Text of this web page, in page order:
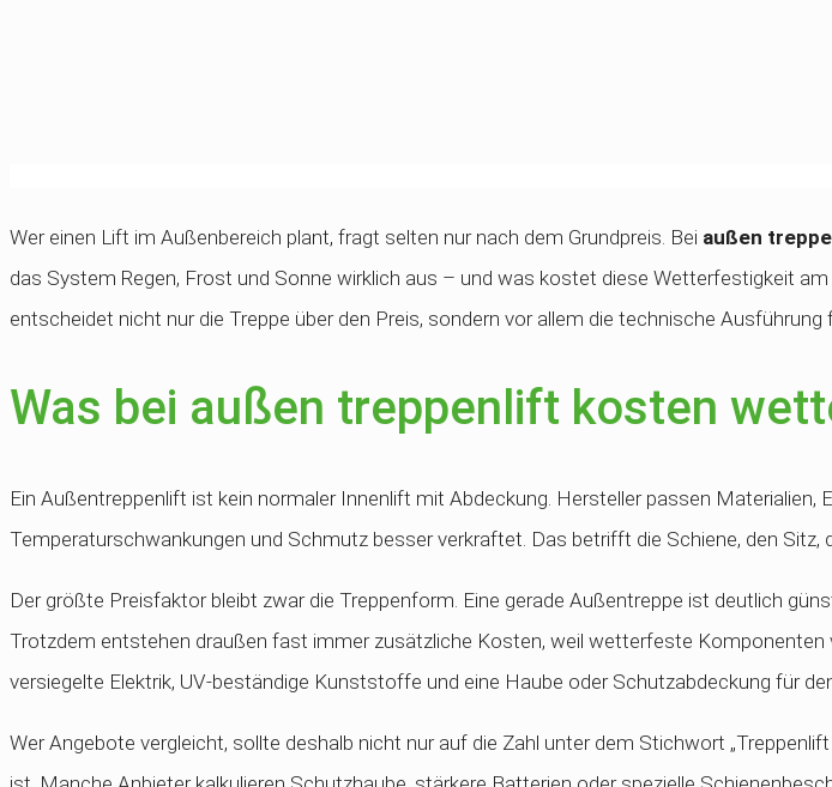
Wer einen Lift im Außenbereich plant, fragt selten nur nach dem Grundpreis. Bei außen
das System Regen, Frost und Sonne wirklich aus – und was kostet diese Wetterfestigkeit
entscheidet nicht nur die Treppe über den Preis, sondern vor allem die technische Ausführung
Was bei außen treppenlift kosten
Ein Außentreppenlift ist kein normaler Innenlift mit Abdeckung. Hersteller passen Materialien,
Temperaturschwankungen und Schmutz besser verkraftet. Das betrifft die Schiene, den
Der größte Preisfaktor bleibt zwar die Treppenform. Eine gerade Außentreppe ist deutlich
Trotzdem entstehen draußen fast immer zusätzliche Kosten, weil wetterfeste
versiegelte Elektrik, UV-beständige Kunststoffe und eine Haube oder Schutzabdeckung für
Wer Angebote vergleicht, sollte deshalb nicht nur auf die Zahl unter dem Stichwort